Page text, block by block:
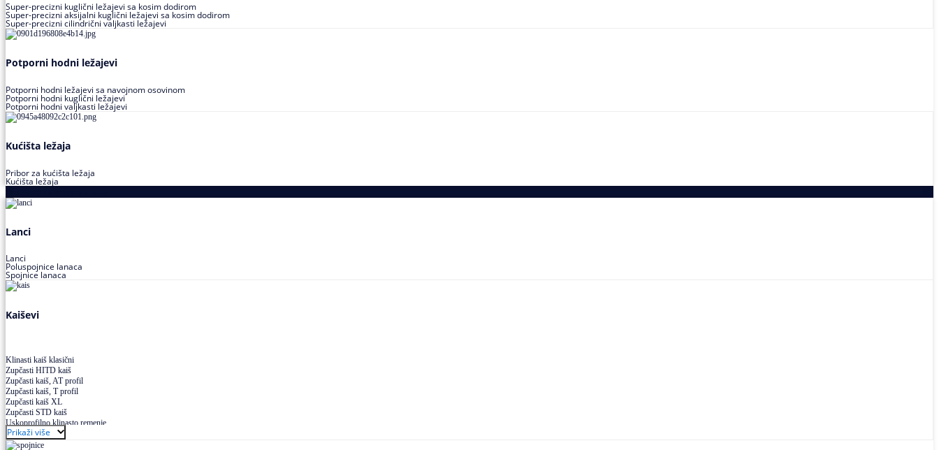
Super-precizni kuglični ležajevi sa kosim dodirom
Super-precizni aksijalni kuglični ležajevi sa kosim dodirom
Super-precizni cilindrični valjkasti ležajevi
Potporni hodni ležajevi
Potporni hodni ležajevi sa navojnom osovinom
Potporni hodni kuglični ležajevi
Potporni hodni valjkasti ležajevi
Kućišta ležaja
Pribor za kućišta ležaja
Kućišta ležaja
Lanci
Lanci
Poluspojnice lanaca
Spojnice lanaca
Kaiševi
Klinasti kaiš klasični
Zupčasti HITD kaiš
Zupčasti kaiš, AT profil
Zupčasti kaiš, T profil
Zupčasti kaiš XL
Zupčasti STD kaiš
Uskoprofilno klinasto remenje
Uskoprofilno klinasto remenje spojeno
Uskoprofilno klinasto remenje XP extra power
Prikaži više